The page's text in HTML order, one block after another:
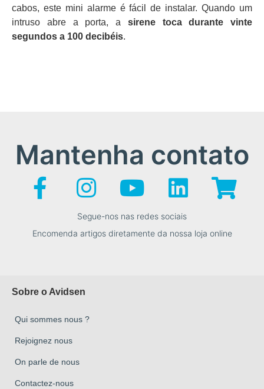
cabos, este mini alarme é fácil de instalar. Quando um
intruso abre a porta, a sirene toca durante vinte
segundos a 100 decibéis.
Mantenha contato
Segue-nos nas redes sociais
Encomenda artigos diretamente da nossa loja online
Sobre o Avidsen
Qui sommes nous ?
Rejoignez nous
On parle de nous
Contactez-nous